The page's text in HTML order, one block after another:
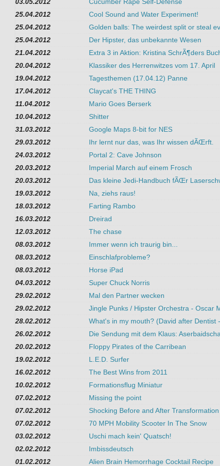
25.04.2012
Cool Sound and Water Experiment!
25.04.2012
Golden balls: The weirdest split or steal
25.04.2012
Der Hipster, das unbekannte Wesen
21.04.2012
Extra 3 in Aktion: Kristina SchrÃ¶ders
20.04.2012
Klassiker des Herrenwitzes vom 17. April
19.04.2012
Tagesthemen (17.04.12) Panne
17.04.2012
Claycat's THE THING
11.04.2012
Mario Goes Berserk
10.04.2012
Shitter
31.03.2012
Google Maps 8-bit for NES
29.03.2012
Ihr lernt nur das, was Ihr wissen dÃŒrft.
24.03.2012
Portal 2: Cave Johnson
20.03.2012
Imperial March auf einem Frosch
20.03.2012
Das kleine Jedi-Handbuch fÃŒr
19.03.2012
Na, ziehs raus!
18.03.2012
Farting Rambo
16.03.2012
Dreirad
12.03.2012
The chase
08.03.2012
Immer wenn ich traurig bin...
08.03.2012
Einschlafprobleme?
08.03.2012
Horse iPad
04.03.2012
Super Chuck Norris
29.02.2012
Mal den Partner wecken
29.02.2012
Jingle Punks / Hipster Orchestra - Oscar
28.02.2012
What's in my mouth? (David after Dentist
26.02.2012
Die Sendung mit dem Klaus:
20.02.2012
Floppy Pirates of the Carribean
19.02.2012
L.E.D. Surfer
16.02.2012
The Best Wins from 2011
10.02.2012
Formationsflug Miniatur
07.02.2012
Missing the point
07.02.2012
Shocking Before and After
07.02.2012
70 MPH Mobility Scooter In The Snow
03.02.2012
Uschi mach kein' Quatsch!
02.02.2012
Imbissdeutsch
01.02.2012
Alien Brain Hemorrhage Cocktail Recipe